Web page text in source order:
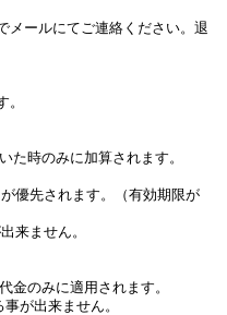
メールにてご連絡ください。退
時のみに加算されます。
優先されます。（有効期限が
来ません。
のみに適用されます。
が出来ません。